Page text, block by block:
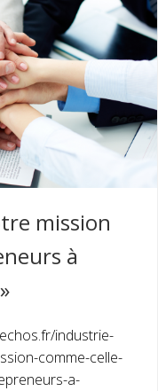
mission
à
industrie-
comme-celle-
a-